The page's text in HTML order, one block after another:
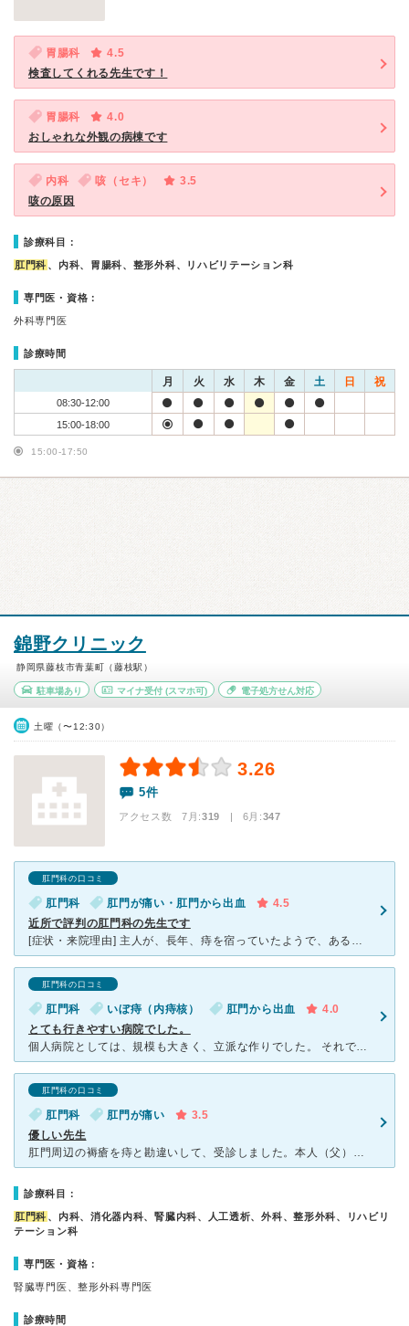
胃腸科
4.5
検査してくれる先生です！
胃腸科
4.0
おしゃれな外観の病棟です
内科 咳（セキ）
3.5
咳の原因
診療科目：
肛門科 、内科、胃腸科、整形外科、リハビリテーション科
専門医・資格：
外科専門医
診療時間
月 火 水 木 金 土 日 祝
08:30-12:00
15:00-18:00
15:00-17:50
錦野クリニック
静岡県藤枝市青葉町（藤枝駅）
駐車場あり マイナ受付(スマホ可) 電子処方せん対応
土曜（〜12:30）
3.26
5件
アクセス数 7月:319 | 6月:347
肛門科の口コミ
肛門科 肛門が痛い・肛門から出血
4.5
近所で評判の肛門科の先生です
[症状・来院理由] 主人が、長年、痔を宿っていたようで、ある日、仕事もできないほど痛みが走り、 病院の門をたたくことにしました。 [医師の診断・治療法] 先生は、とても気さくな方で感じがよ
肛門科の口コミ
肛門科 いぼ痔（内痔核） 肛門から出血
4.0
とても行きやすい病院でした。
個人病院としては、規模も大きく、立派な作りでした。 それでも、広めの待合室は、診療時間はいつも満員状態で、通院には駅からそれなりに距離があるので車で通っているのですが、駐車場もけっこう満車に近い状態
肛門科の口コミ
肛門科 肛門が痛い
3.5
優しい先生
肛門周辺の褥瘡を痔と勘違いして、受診しました。本人（父）にとりましては恥ずかしい受診だったと思いますが、先生の優しそうなお人柄と看護師さんの体位変換によって難なく「痔ではなくて褥瘡で、薬で治ります」と
診療科目：
肛門科 、内科、消化器内科、腎臓内科、人工透析、外科、整形外科、リハビリ
テーション科
専門医・資格：
腎臓専門医、整形外科専門医
診療時間